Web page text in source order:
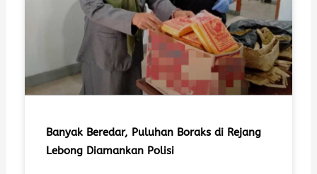
Banyak Beredar, Puluhan Boraks di Rejang
Lebong Diamankan Polisi